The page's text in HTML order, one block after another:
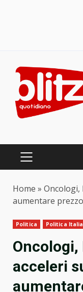
content
PRIMARY
Home » Oncologi,
aumentare
Politica Politica
acceleri